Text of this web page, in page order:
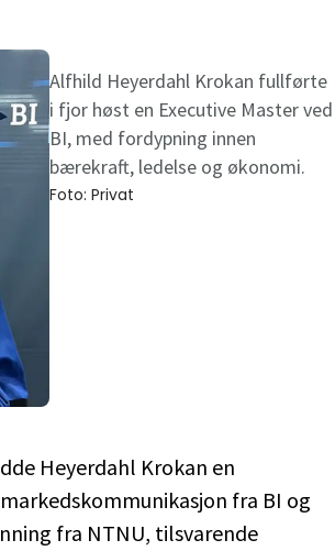
Alfhild Heyerdahl Krokan fullførte
i fjor høst en Executive Master ved
BI, med fordypning innen
bærekraft, ledelse og økonomi.
Foto: Privat
Heyerdahl Krokan en
fra BI og
fra NTNU, tilsvarende